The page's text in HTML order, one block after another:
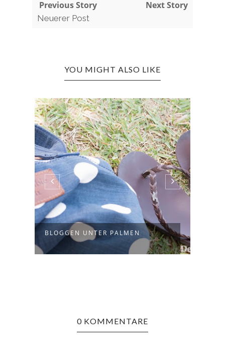
 Previous Story
Neuerer Post
Next Story
YOU MIGHT ALSO LIKE
BLOGGEN UNTER PALMEN
0 KOMMENTARE